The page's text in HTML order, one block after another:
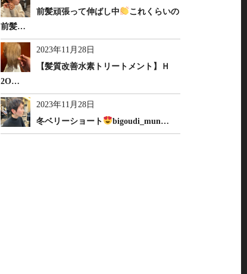
前髪頑張って伸ばし中
これくらいの
前髪…
2023年11月28日
【髪質改善水素トリートメント】Ｈ
2O…
2023年11月28日
冬ベリーショート
bigoudi_mun…